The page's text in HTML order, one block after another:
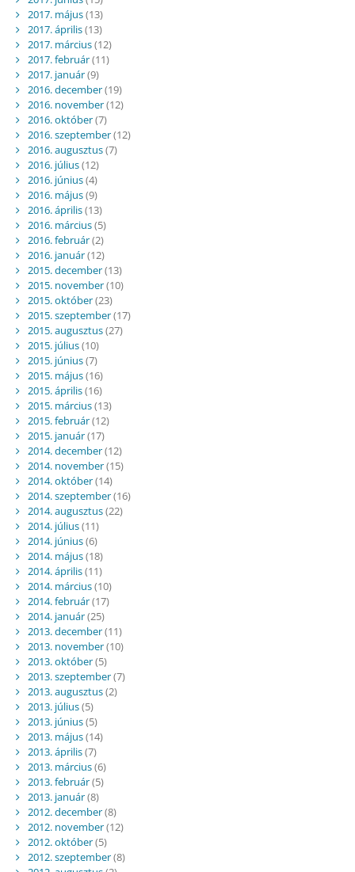
2017. május(13)
2017. április(13)
2017. március(12)
2017. február(11)
2017. január(9)
2016. december(19)
2016. november(12)
2016. október(7)
2016. szeptember(12)
2016. augusztus(7)
2016. július(12)
2016. június(4)
2016. május(9)
2016. április(13)
2016. március(5)
2016. február(2)
2016. január(12)
2015. december(13)
2015. november(10)
2015. október(23)
2015. szeptember(17)
2015. augusztus(27)
2015. július(10)
2015. június(7)
2015. május(16)
2015. április(16)
2015. március(13)
2015. február(12)
2015. január(17)
2014. december(12)
2014. november(15)
2014. október(14)
2014. szeptember(16)
2014. augusztus(22)
2014. július(11)
2014. június(6)
2014. május(18)
2014. április(11)
2014. március(10)
2014. február(17)
2014. január(25)
2013. december(11)
2013. november(10)
2013. október(5)
2013. szeptember(7)
2013. augusztus(2)
2013. július(5)
2013. június(5)
2013. május(14)
2013. április(7)
2013. március(6)
2013. február(5)
2013. január(8)
2012. december(8)
2012. november(12)
2012. október(5)
2012. szeptember(8)